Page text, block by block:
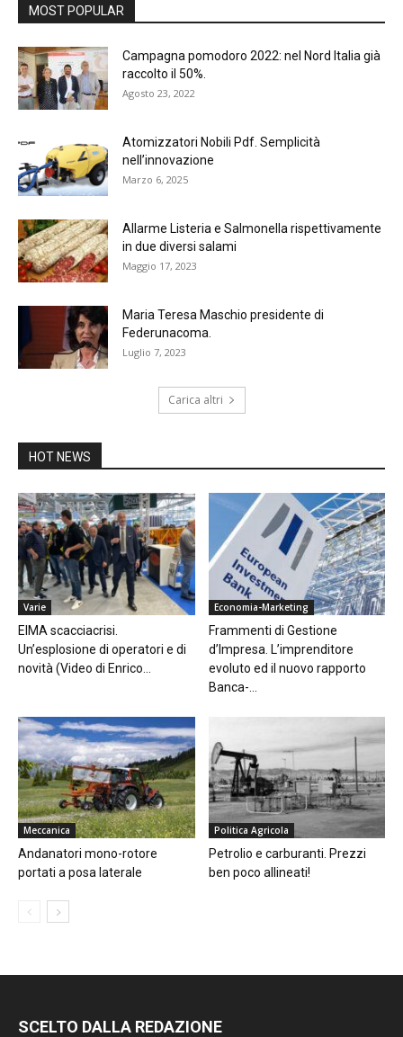
MOST POPULAR
Campagna pomodoro 2022: nel Nord Italia già
raccolto il 50%.
Agosto 23, 2022
Atomizzatori Nobili Pdf. Semplicità
nell’innovazione
Marzo 6, 2025
Allarme Listeria e Salmonella rispettivamente
in due diversi salami
Maggio 17, 2023
Maria Teresa Maschio presidente di
Federunacoma.
Luglio 7, 2023
Carica altri
HOT NEWS
Varie
EIMA scacciacrisi.
Un’esplosione di operatori e di
novità (Video di Enrico...
Economia-Marketing
Frammenti di Gestione
d’Impresa. L’imprenditore
evoluto ed il nuovo rapporto
Banca-...
Meccanica
Andanatori mono-rotore
portati a posa laterale
Politica Agricola
Petrolio e carburanti. Prezzi
ben poco allineati!
SCELTO DALLA REDAZIONE